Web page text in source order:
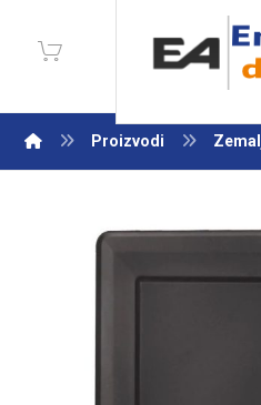
Proizvodi